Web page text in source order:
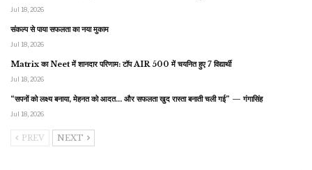
Jul 18, 2026
संकल्प से पाया सफलता का नया मुकाम
Jul 18, 2026
Matrix का Neet में शानदार परिणाम: टॉप AIR 500 में चयनित हुए 7 विद्यार्थी
Jul 18, 2026
“सपनों को लक्ष्य बनाया, मेहनत को आदत… और सफलता खुद रास्ता बनाती चली गई” — गंगासिंह
Jul 18, 2026
PREV NEXT